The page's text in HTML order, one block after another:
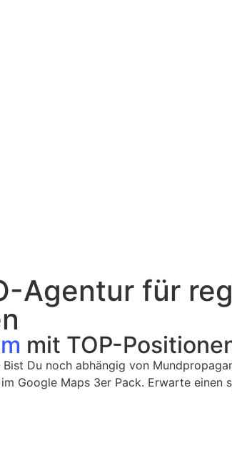
Agentur für
mit TOP-
Du noch abhängig von
Google Maps 3er Pack. Erwarte